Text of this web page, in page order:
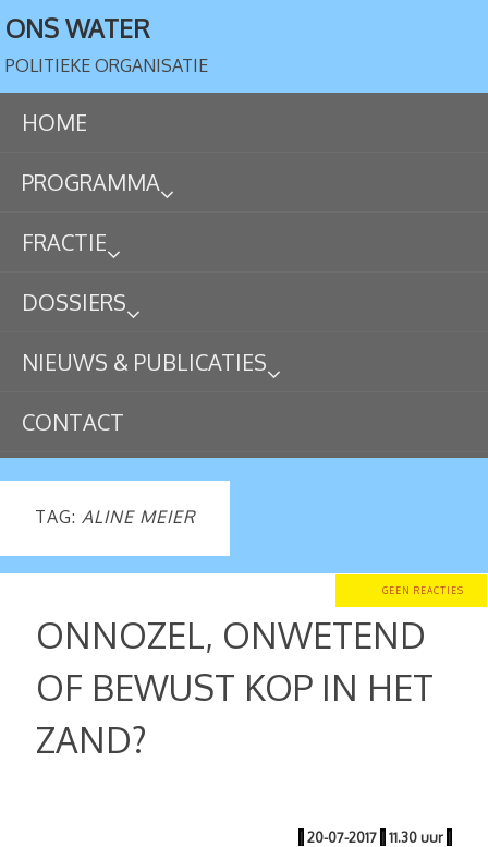
ONS WATER
POLITIEKE ORGANISATIE
HOME
PROGRAMMA
FRACTIE
DOSSIERS
NIEUWS & PUBLICATIES
CONTACT
TAG: ALINE MEIER
GEEN REACTIES
ONNOZEL, ONWETEND
OF BEWUST KOP IN HET
ZAND?
| 20-07-2017 | 11.30 uur |